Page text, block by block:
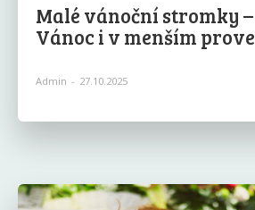
Malé vánoční stromky
Vánoc i v menším
Admin - 27.10.2025